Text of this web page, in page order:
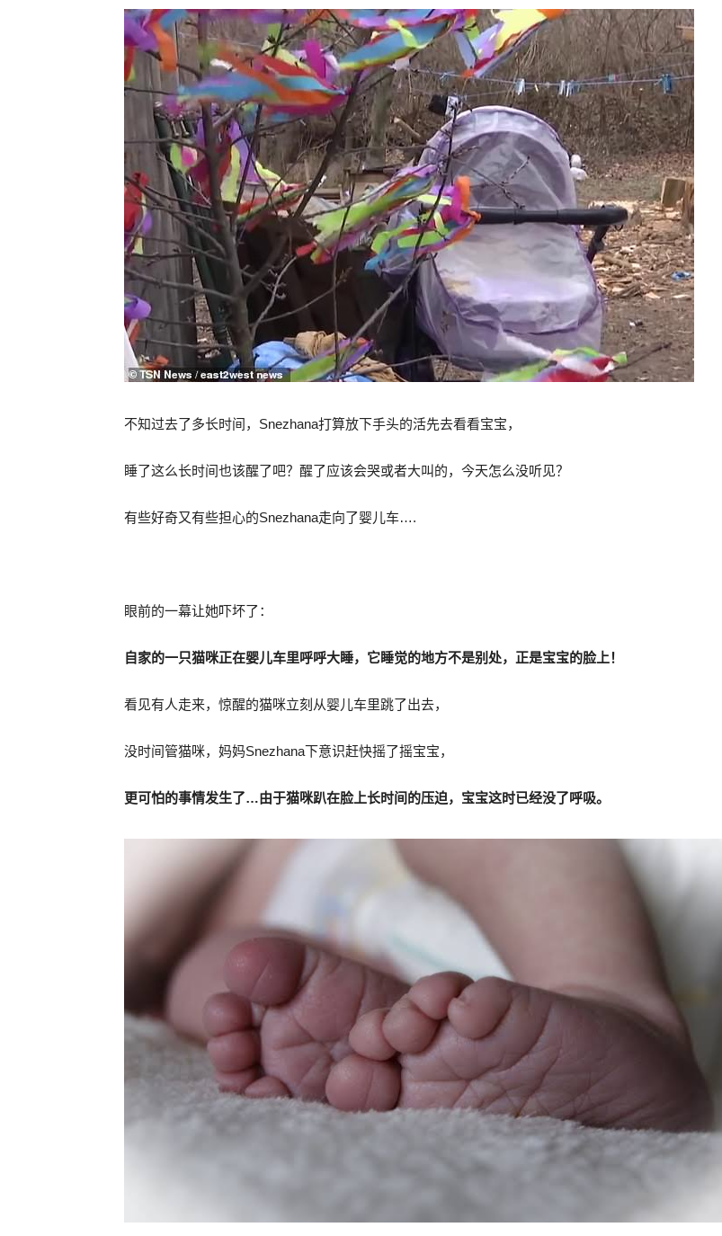
不知过去了多长时间，Snezhana打算放下手头的活先去看看宝宝，
睡了这么长时间也该醒了吧？醒了应该会哭或者大叫的，今天怎么没听见？
有些好奇又有些担心的Snezhana走向了婴儿车….
眼前的一幕让她吓坏了：
自家的一只猫咪正在婴儿车里呼呼大睡，它睡觉的地方不是别处，正是宝宝的脸上！
看见有人走来，惊醒的猫咪立刻从婴儿车里跳了出去，
没时间管猫咪，妈妈Snezhana下意识赶快摇了摇宝宝，
更可怕的事情发生了…由于猫咪趴在脸上长时间的压迫，宝宝这时已经没了呼吸。